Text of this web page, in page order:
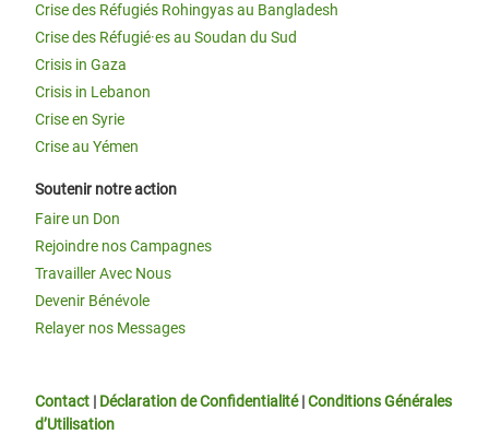
Crise des Réfugiés Rohingyas au Bangladesh
Crise des Réfugié·es au Soudan du Sud
Crisis in Gaza
Crisis in Lebanon
Crise en Syrie
Crise au Yémen
Soutenir notre action
Faire un Don
Rejoindre nos Campagnes
Travailler Avec Nous
Devenir Bénévole
Relayer nos Messages
Contact | Déclaration de Confidentialité|Conditions Générales
d’Utilisation